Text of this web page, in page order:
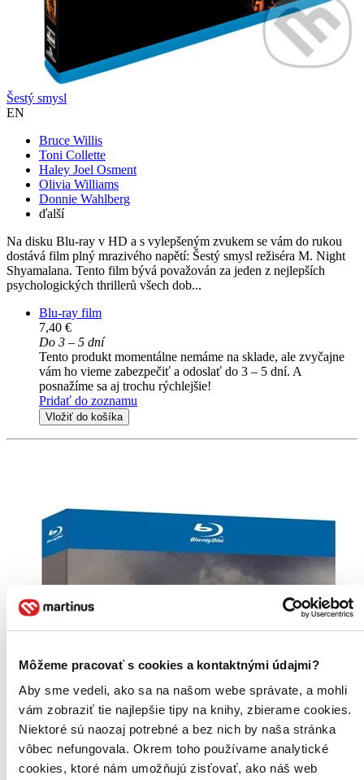
Môžeme pracovať s cookies a kontaktnými údajmi?
Aby sme vedeli, ako sa na našom webe správate, a mohli
vám zobraziť tie najlepšie tipy na knihy, zbierame cookies.
Niektoré sú naozaj potrebné a bez nich by naša stránka
vôbec nefungovala. Okrem toho používame analytické
cookies, ktoré nám umožňujú zisťovať, ako náš web
Šestý smysl
EN
Bruce Willis
Toni Collette
Haley Joel Osment
Olivia Williams
Donnie Wahlberg
ďalší
Na disku Blu-ray v HD a s vylepšeným zvukem se vám do rukou
dostává film plný mrazivého napětí: Šestý smysl režiséra M. Night
Shyamalana. Tento film bývá považován za jeden z nejlepších
psychologických thrillerů všech dob...
Blu-ray film
7,40 €
Do 3 – 5 dní
Tento produkt momentálne nemáme na sklade, ale zvyčajne
vám ho vieme zabezpečiť a odoslať do 3 – 5 dní. A
posnažíme sa aj trochu rýchlejšie!
Pridať do zoznamu
Vložiť do košíka